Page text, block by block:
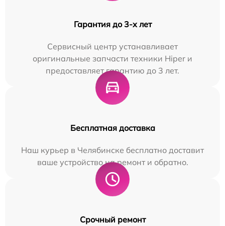
Гарантия до 3-х лет
Сервисный центр устанавливает
оригинальные запчасти техники Hiper и
предоставляет гарантию до 3 лет.
Бесплатная доставка
Наш курьер в Челябинске бесплатно доставит
ваше устройство на ремонт и обратно.
Срочный ремонт